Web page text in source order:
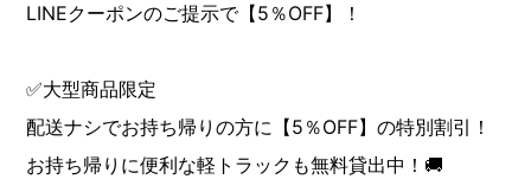
LINEクーポンのご提示で【5％OFF】！
✅大型商品限定
配送ナシでお持ち帰りの方に【5％OFF】の特別割引！
お持ち帰りに便利な軽トラックも無料貸出中！🚚